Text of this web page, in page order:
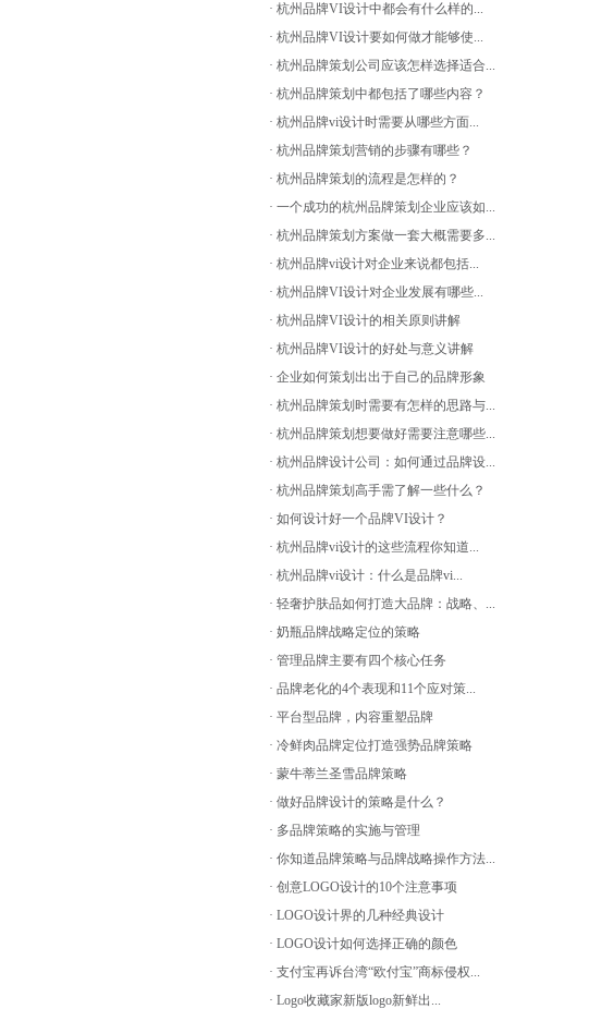
· 杭州品牌VI设计中都会有什么样的...
· 杭州品牌VI设计要如何做才能够使...
· 杭州品牌策划公司应该怎样选择适合...
· 杭州品牌策划中都包括了哪些内容？
· 杭州品牌vi设计时需要从哪些方面...
· 杭州品牌策划营销的步骤有哪些？
· 杭州品牌策划的流程是怎样的？
· 一个成功的杭州品牌策划企业应该如...
· 杭州品牌策划方案做一套大概需要多...
· 杭州品牌vi设计对企业来说都包括...
· 杭州品牌VI设计对企业发展有哪些...
· 杭州品牌VI设计的相关原则讲解
· 杭州品牌VI设计的好处与意义讲解
· 企业如何策划出出于自己的品牌形象
· 杭州品牌策划时需要有怎样的思路与...
· 杭州品牌策划想要做好需要注意哪些...
· 杭州品牌设计公司：如何通过品牌设...
· 杭州品牌策划高手需了解一些什么？
· 如何设计好一个品牌VI设计？
· 杭州品牌vi设计的这些流程你知道...
· 杭州品牌vi设计：什么是品牌vi...
· 轻奢护肤品如何打造大品牌：战略、...
· 奶瓶品牌战略定位的策略
· 管理品牌主要有四个核心任务
· 品牌老化的4个表现和11个应对策...
· 平台型品牌，内容重塑品牌
· 冷鲜肉品牌定位打造强势品牌策略
· 蒙牛蒂兰圣雪品牌策略
· 做好品牌设计的策略是什么？
· 多品牌策略的实施与管理
· 你知道品牌策略与品牌战略操作方法...
· 创意LOGO设计的10个注意事项
· LOGO设计界的几种经典设计
· LOGO设计如何选择正确的颜色
· 支付宝再诉台湾“欧付宝”商标侵权...
· Logo收藏家新版logo新鲜出...